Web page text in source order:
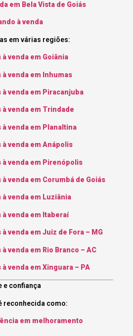
em Bela Vista de Goiás
à venda
em várias regiões:
venda em Goiânia
venda em Inhumas
venda em Piracanjuba
venda em Trindade
venda em Planaltina
venda em Anápolis
à venda em Pirenópolis
venda em Corumbá de Goiás
venda em Luziânia
venda em Itaberaí
venda em Juiz de Fora – MG
venda em Rio Branco – AC
venda em Xinguara – PA
e confiança
reconhecida como:
em melhoramento